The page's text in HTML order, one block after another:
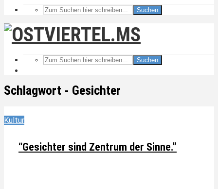
Suchen
Suchen
Schlagwort - Gesichter
Kultur
“Gesichter sind Zentrum der Sinne.”